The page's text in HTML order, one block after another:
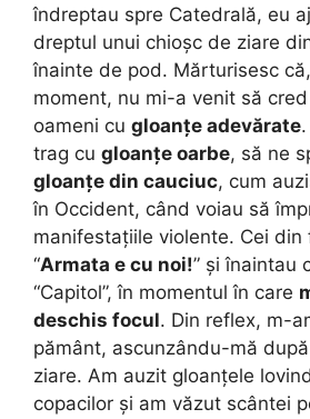
îndreptau spre Catedrală, eu
dreptul unui chioșc de ziare
înainte de pod. Mărturisesc
moment, nu mi-a venit să
oameni cu gloanțe adevărate
trag cu gloanțe oarbe, să ne
gloanțe din cauciuc, cum
în Occident, când voiau să
manifestațiile violente. Cei din
“Armata e cu noi!” și înaintau
“Capitol”, în momentul în care
deschis focul. Din reflex, m-
pământ, ascunzându-mă
ziare. Am auzit gloanțele
copacilor și am văzut scântei